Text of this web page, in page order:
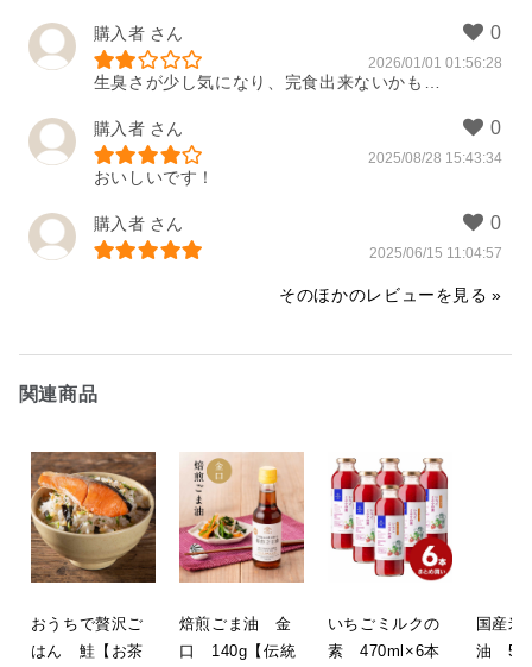
購入者
2026/01/01 01:56:28
生臭さが少し気になり、完食出来ないかも…
購入者
2025/08/28 15:43:34
おいしいです！
購入者
2025/06/15 11:04:57
そのほかのレビューを見る
関連商品
おうちで贅沢ご
はん 鮭【お茶
焙煎ごま油 金
口 140g【伝統
いちごミルクの
素 470ml×6本
国産
油